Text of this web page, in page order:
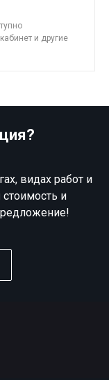
и другие
видах работ и
и